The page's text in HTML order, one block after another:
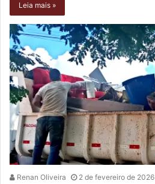
Leia mais »
Renan Oliveira 2 de fevereiro de 2026